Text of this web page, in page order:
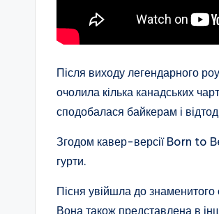
Після виходу легендарного
очолила кілька канадських
сподобалася байкерам і
Згодом кавер-версії Born to
гурти.
Пісня увійшла до
Вона також представлена в